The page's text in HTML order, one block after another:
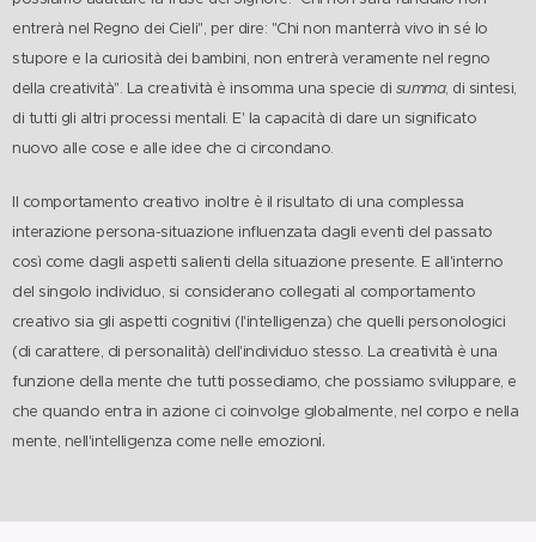
entrerà nel Regno dei Cieli", per dire: "Chi non manterrà vivo in sé lo
stupore e la curiosità dei bambini, non entrerà veramente nel regno
della creatività". La creatività è insomma una specie di summa, di sintesi,
di tutti gli altri processi mentali. E' la capacità di dare un significato
nuovo alle cose e alle idee che ci circondano.
Il comportamento creativo inoltre è il risultato di una complessa
interazione persona-situazione influenzata dagli eventi del passato
così come dagli aspetti salienti della situazione presente. E all'interno
del singolo individuo, si considerano collegati al comportamento
creativo sia gli aspetti cognitivi (l'intelligenza) che quelli personologici
(di carattere, di personalità) dell'individuo stesso. La creatività è una
funzione della mente che tutti possediamo, che possiamo sviluppare, e
che quando entra in azione ci coinvolge globalmente, nel corpo e nella
mente, nell'intelligenza come nelle emozioni.